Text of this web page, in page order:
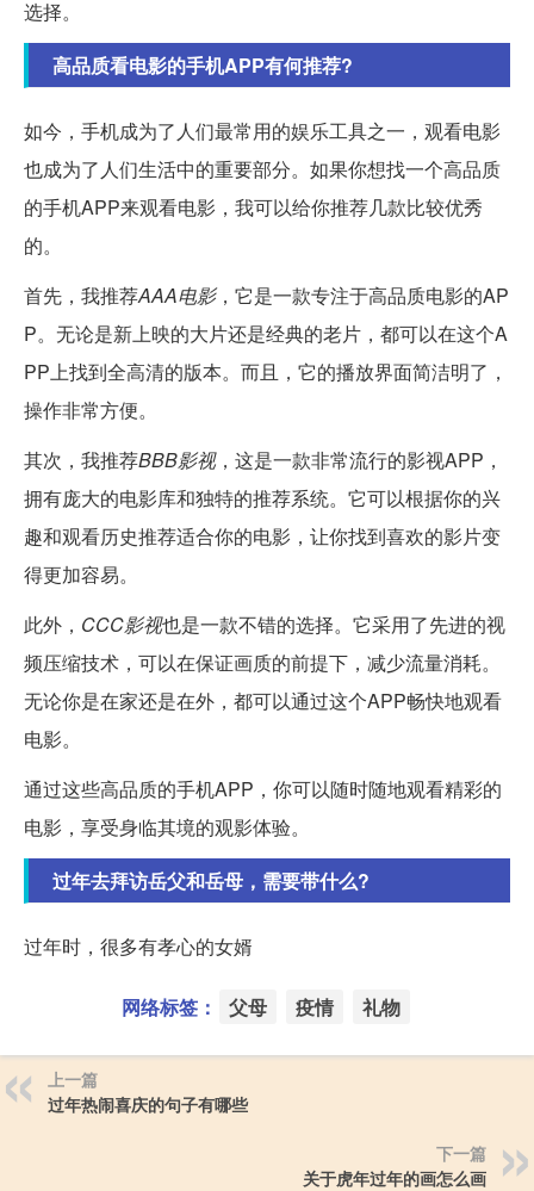
选择。
高品质看电影的手机APP有何推荐?
如今，手机成为了人们最常用的娱乐工具之一，观看电影
也成为了人们生活中的重要部分。如果你想找一个高品质
的手机APP来观看电影，我可以给你推荐几款比较优秀
的。
首先，我推荐AAA电影，它是一款专注于高品质电影的AP
P。无论是新上映的大片还是经典的老片，都可以在这个A
PP上找到全高清的版本。而且，它的播放界面简洁明了，
操作非常方便。
其次，我推荐BBB影视，这是一款非常流行的影视APP，
拥有庞大的电影库和独特的推荐系统。它可以根据你的兴
趣和观看历史推荐适合你的电影，让你找到喜欢的影片变
得更加容易。
此外， CCC影视也是一款不错的选择。它采用了先进的视
频压缩技术，可以在保证画质的前提下，减少流量消耗。
无论你是在家还是在外，都可以通过这个APP畅快地观看
电影。
通过这些高品质的手机APP，你可以随时随地观看精彩的
电影，享受身临其境的观影体验。
过年去拜访岳父和岳母，需要带什么?
过年时，很多有孝心的女婿
网络标签： 父母 疫情 礼物
上一篇
过年热闹喜庆的句子有哪些
下一篇
关于虎年过年的画怎么画